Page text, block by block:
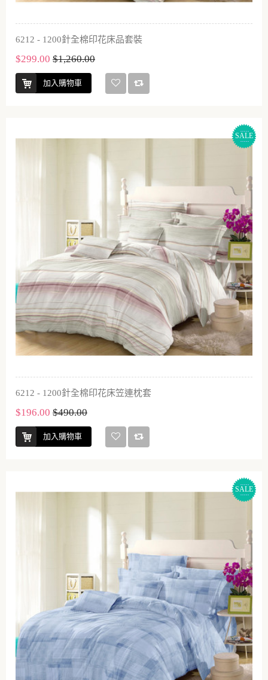
6212 - 1200針全棉印花床品套裝
$299.00 $1,260.00
加入購物車
SALE
6212 - 1200針全棉印花床笠連枕套
$196.00 $490.00
加入購物車
SALE